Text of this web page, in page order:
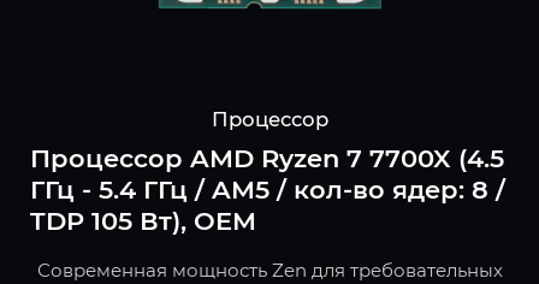
Процессор
Процессор AMD Ryzen 7 7700X (4.5
ГГц - 5.4 ГГц / AM5 / кол-во ядер: 8 /
TDP 105 Вт), OEM
Современная мощность Zen для требовательных